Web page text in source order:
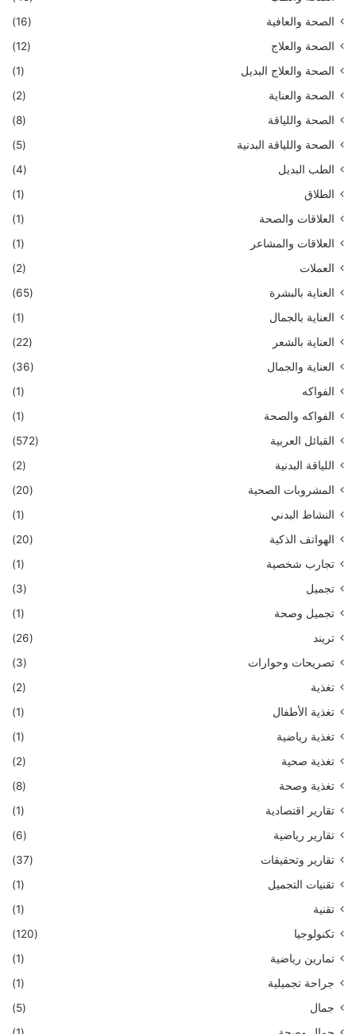
الصحة والعافية
(16)
الصحة والعلاج
(12)
الصحة والعلاج البديل
(1)
الصحة والعناية
(2)
الصحة واللياقة
(8)
الصحة واللياقة البدنية
(5)
الطب البديل
(4)
الطلاق
(1)
العلاقات والصحة
(1)
العلاقات والمشاعر
(1)
العملات
(2)
العناية بالبشرة
(65)
العناية بالجمال
(1)
العناية بالشعر
(22)
العناية والجمال
(36)
الفواكه
(1)
الفواكه والصحة
(1)
القبائل العربية
(572)
اللياقة البدنية
(2)
المشروبات الصحية
(20)
النشاط البدني
(1)
الهواتف الذكية
(20)
تجارب شخصية
(1)
تجميل
(3)
تجميل وصحة
(1)
تريند
(26)
تصريحات وحوارات
(3)
تغذية
(2)
تغذية الأطفال
(1)
تغذية رياضية
(1)
تغذية صحية
(2)
تغذية وصحة
(8)
تقارير اقتصادية
(1)
تقارير رياضية
(6)
تقارير وتحقيقات
(37)
تقنيات التجميل
(1)
تقنية
(1)
تكنولوجيا
(120)
تمارين رياضية
(1)
جراحة تجميلية
(1)
جمال
(5)